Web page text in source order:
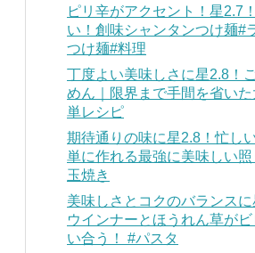
ピリ辛がアクセント！星2.7
い！創味シャンタンつけ麺#
つけ麺#料理
丁度よい美味しさに星2.8！
めん｜限界まで手間を省い
単レシピ
期待通りの味に星2.8！忙し
単に作れる最強に美味しい照
玉焼き
美味しさとコクのバランスに
ウインナーとほうれん草がビ
い合う！ #パスタ